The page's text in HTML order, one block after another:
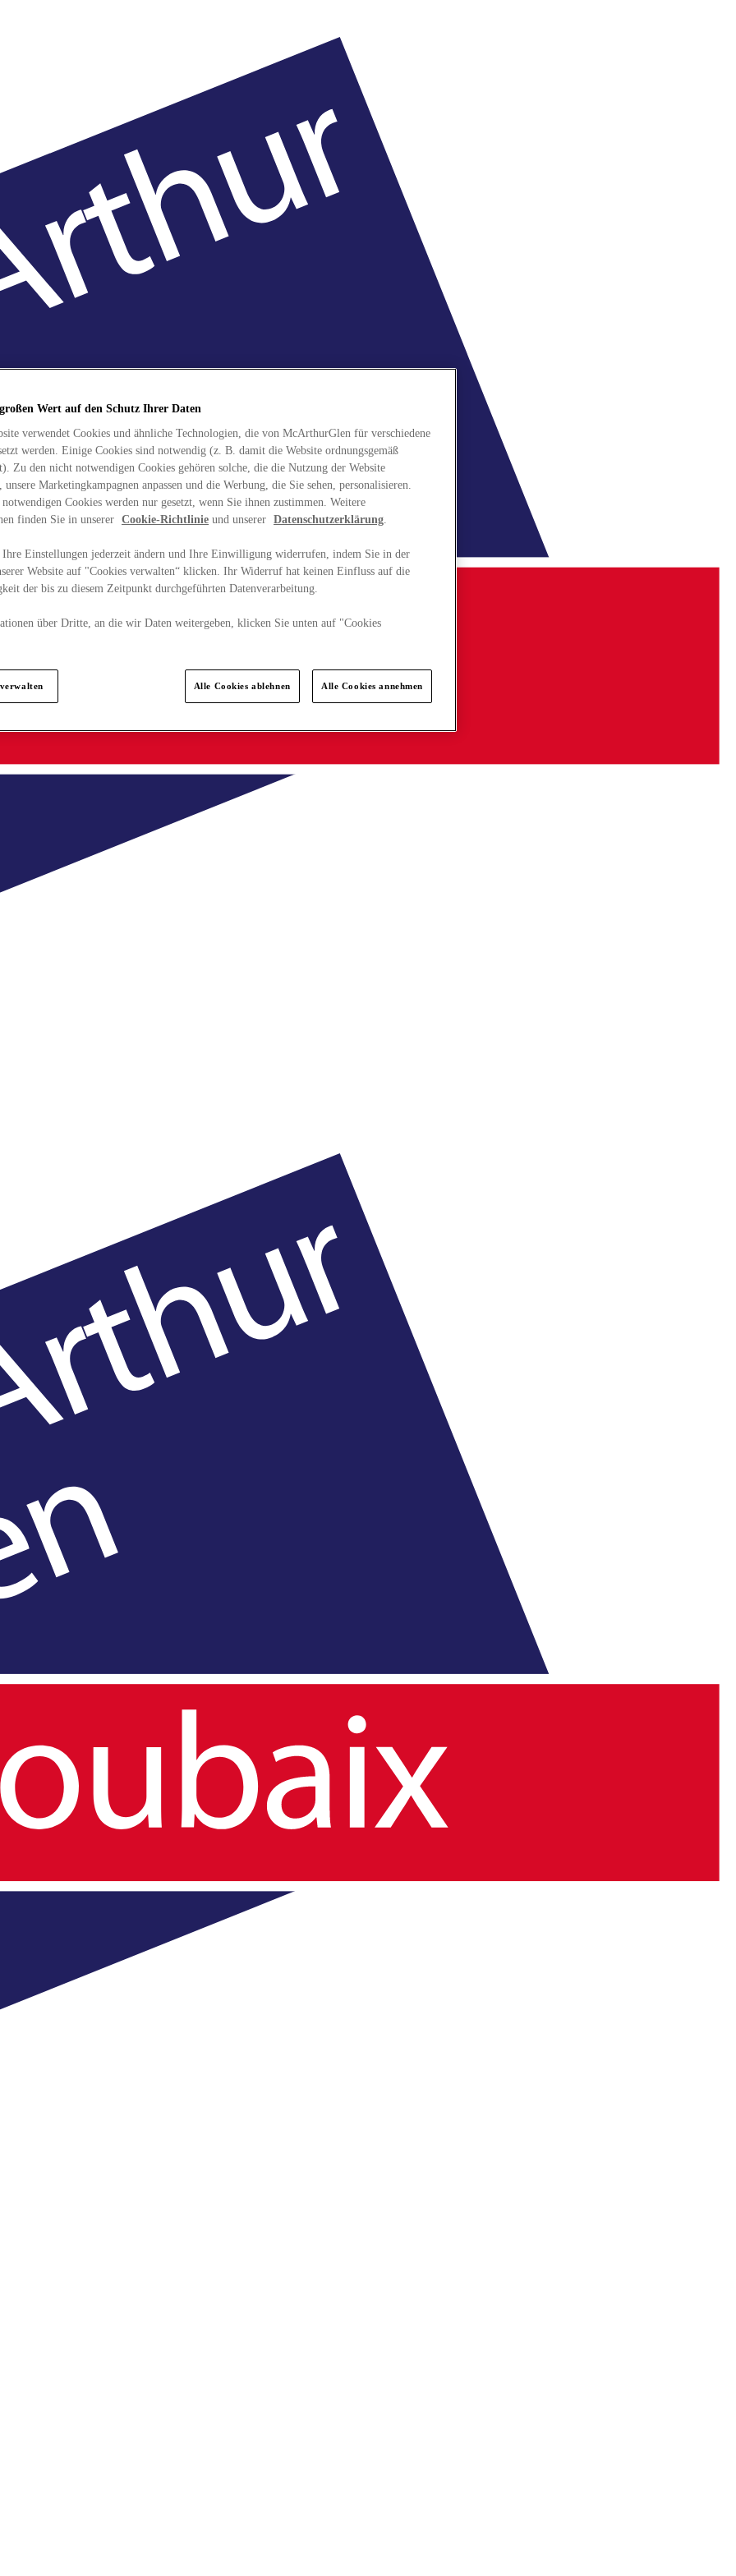
Wert auf den Schutz Ihrer Daten
verwendet Cookies und ähnliche Technologien, die von McArthurGlen für verschiedene
werden. Einige Cookies sind notwendig (z. B. damit die Website ordnungsgemäß
Zu den nicht notwendigen Cookies gehören solche, die die Nutzung der Website
unsere Marketingkampagnen anpassen und die Werbung, die Sie sehen, personalisieren.
Cookies werden nur gesetzt, wenn Sie ihnen zustimmen. Weitere
finden Sie in unserer
Cookie-Richtlinie und unserer Datenschutzerklärung.
Ihre Einstellungen jederzeit ändern und Ihre Einwilligung widerrufen, indem Sie in der
Website auf "Cookies verwalten“ klicken. Ihr Widerruf hat keinen Einfluss auf die
der bis zu diesem Zeitpunkt durchgeführten Datenverarbeitung.
über Dritte, an die wir Daten weitergeben, klicken Sie unten auf "Cookies
Alle Cookies ablehnen Alle Cookies annehmen